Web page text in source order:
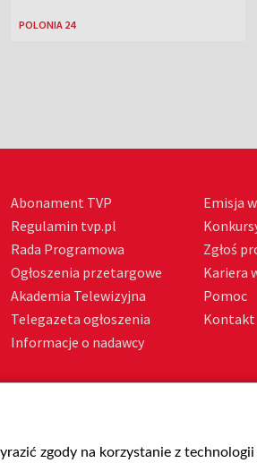
POLONIA 24
Abonament TVP
Regulamin tvp.pl
Rada Programowa
Ogłoszenia przetargowe
Akademia Telewizyjna
Telegazeta ogłoszenia
Informacje o nadawcy
Emisja
Zgłoś
Kariera
Pomoc
Kontakt
zgody na korzystanie z